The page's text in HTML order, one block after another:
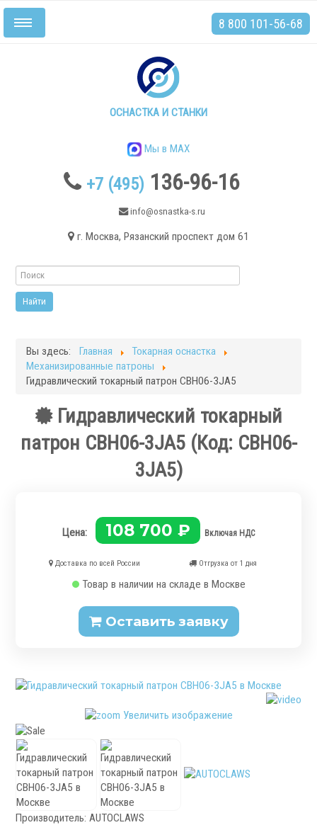
ОСНАСТКА И СТАНКИ
Мы в MAX
+7 (495) 136-96-16
info@osnastka-s.ru
г. Москва, Рязанский проспект дом 61
Включить/
выключить
8 800 101-56-68
Токарные станки
Токарные станки с ЧПУ
Плоскошлифовальные станки
Запчасти для станков
Токарная оснастка
Механизированные патроны
Цанговые патроны
Кулачки токарные
Аксессуары для токарных патронов
Инструментальная оснастка
Вы здесь: Главная
Токарная оснастка
Механизированные патроны
Гидравлический токарный патрон CBH06-3JA5
Гидравлический токарный
патрон CBH06-3JA5 (Код: CВH06-
3JA5)
Цена: 108 700 ₽ Включая НДС
Доставка по всей России Отгрузка от 1 дня
Товар в наличии на складе в Москве
Оставить заявку
Увеличить изображение
Производитель:AUTOCLAWS